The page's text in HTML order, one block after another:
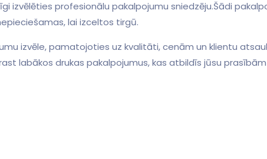
izvēlēties profesionālu pakalpojumu ‌sniedzēju.Šādi
lai izceltos tirgū.
izvēle, pamatojoties ​uz kvalitāti, cenām un klientu
labākos drukas pakalpojumus, kas atbildīs jūsu